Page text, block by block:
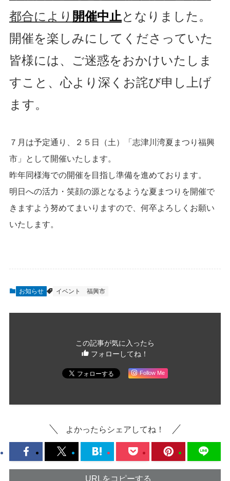
都合により 開催中止となりました。
開催を楽しみにしてくださっていた
皆様には、ご迷惑をおかけいたしま
すこと、心より深くお詫び申し上げ
ます。
７月は予定通り、２５日（土）「志津川湾夏まつり福興
市」として開催いたします。
昨年同様海での開催を目指し準備を進めております。
明日への活力・笑顔の源となるような夏まつりを開催で
きますよう努めてまいりますので、何卒よろしくお願い
いたします。
お知らせ イベント 福興市
この記事が気に入ったら
フォローしてね！
Follow Me
よかったらシェアしてね！
URLをコピーする